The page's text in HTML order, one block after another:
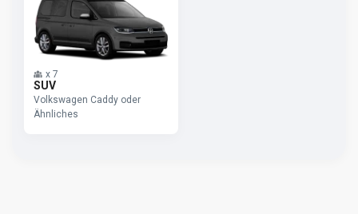
x 7
SUV
Volkswagen Caddy oder
Ähnliches